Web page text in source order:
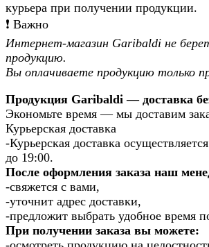
курьера при получении продукции.
❗️ Важно
Интернет-магазин Garibaldi не
продукцию.
Вы оплачиваете продукцию только
Продукция Garibaldi — доставка
Экономьте время — мы доставим
Курьерская доставка
-Курьерская доставка
до 19:00.
После оформления заказа наш
-свяжется с вами,
-уточнит адрес доставки,
-предложит выбрать удобное время
При получении заказа вы можете: